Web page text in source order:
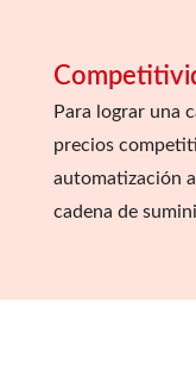
Para lograr una
precios
automatización
cadena de